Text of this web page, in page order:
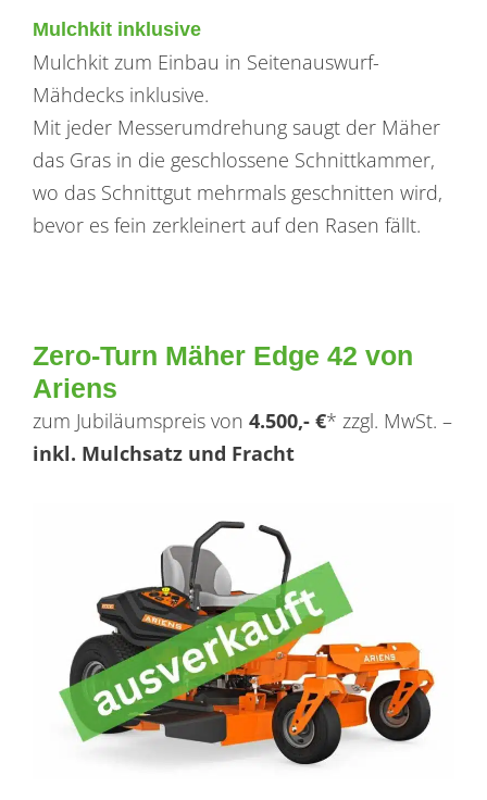
Mulchkit inklusive
Mulchkit zum Einbau in Seitenauswurf-
Mähdecks inklusive.
Mit jeder Messerumdrehung saugt der Mäher
das Gras in die geschlossene Schnittkammer,
wo das Schnittgut mehrmals geschnitten wird,
bevor es fein zerkleinert auf den Rasen fällt.
Zero-Turn Mäher Edge 42 von
Ariens
zum Jubiläumspreis von 4.500,- €* zzgl. MwSt. –
inkl. Mulchsatz und Fracht